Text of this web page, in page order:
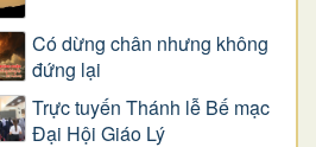
Có dừng chân nhưng không
đứng lại
Trực tuyến Thánh lễ Bế mạc
Đại Hội Giáo Lý